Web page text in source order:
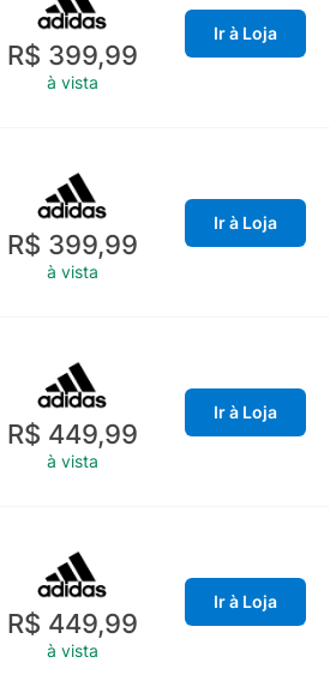
R$ 399,99
à vista
Ir à Loja
R$ 399,99
à vista
Ir à Loja
R$ 449,99
à vista
Ir à Loja
R$ 449,99
à vista
Ir à Loja